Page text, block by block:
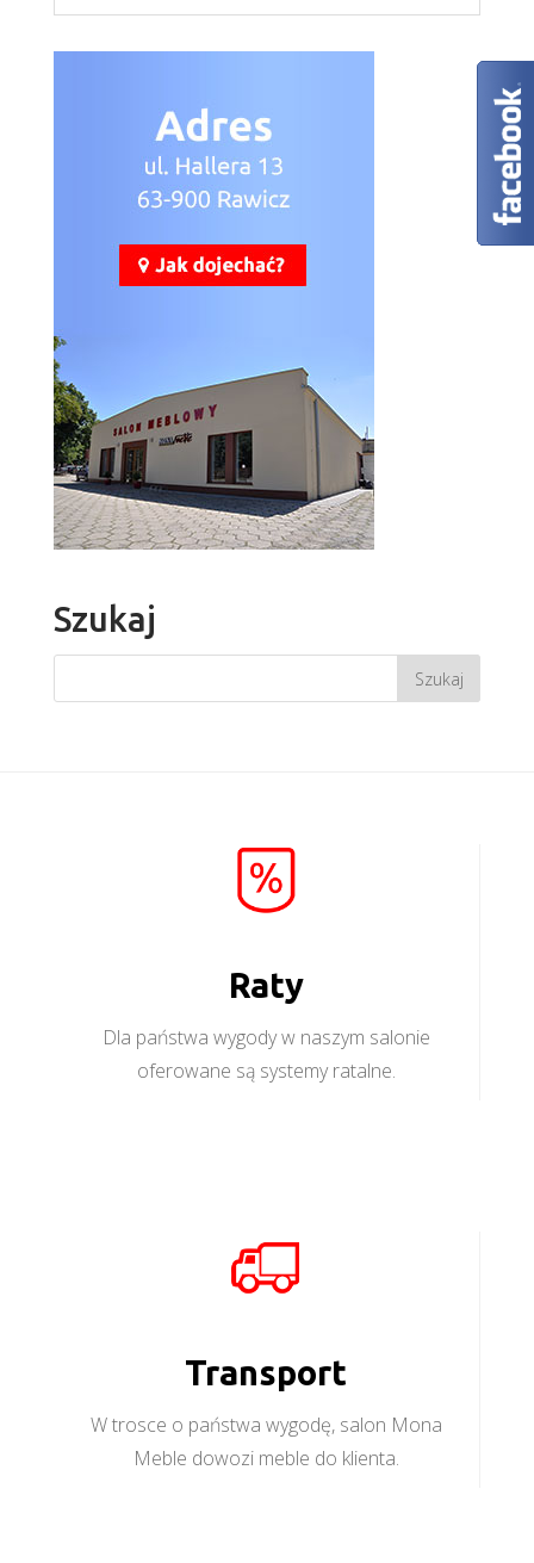
Szukaj
Raty
Dla państwa wygody w naszym salonie
oferowane są systemy ratalne.
Transport
W trosce o państwa wygodę, salon Mona
Meble dowozi meble do klienta.